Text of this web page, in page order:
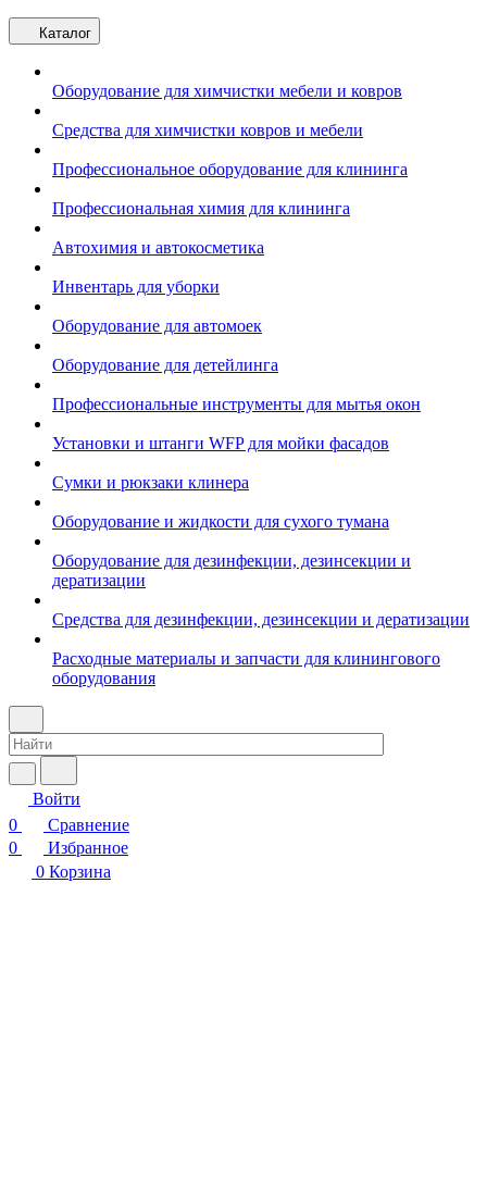
Каталог
Оборудование для химчистки мебели и ковров
Средства для химчистки ковров и мебели
Профессиональное оборудование для клининга
Профессиональная химия для клининга
Автохимия и автокосметика
Инвентарь для уборки
Оборудование для автомоек
Оборудование для детейлинга
Профессиональные инструменты для мытья окон
Установки и штанги WFP для мойки фасадов
Сумки и рюкзаки клинера
Оборудование и жидкости для сухого тумана
Оборудование для дезинфекции, дезинсекции и
дератизации
Средства для дезинфекции, дезинсекции и дератизации
Расходные материалы и запчасти для клинингового
оборудования
Войти
0
Сравнение
0
Избранное
0 Корзина